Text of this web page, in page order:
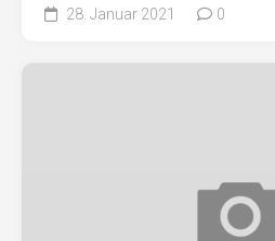
28. Januar 2021 0